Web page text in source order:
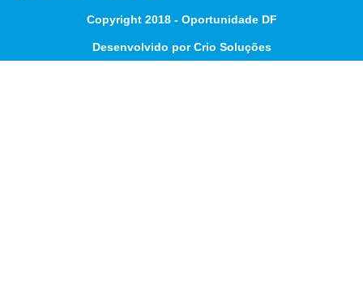
Copyright 2018 - Oportunidade DF
Desenvolvido por Crio Soluções